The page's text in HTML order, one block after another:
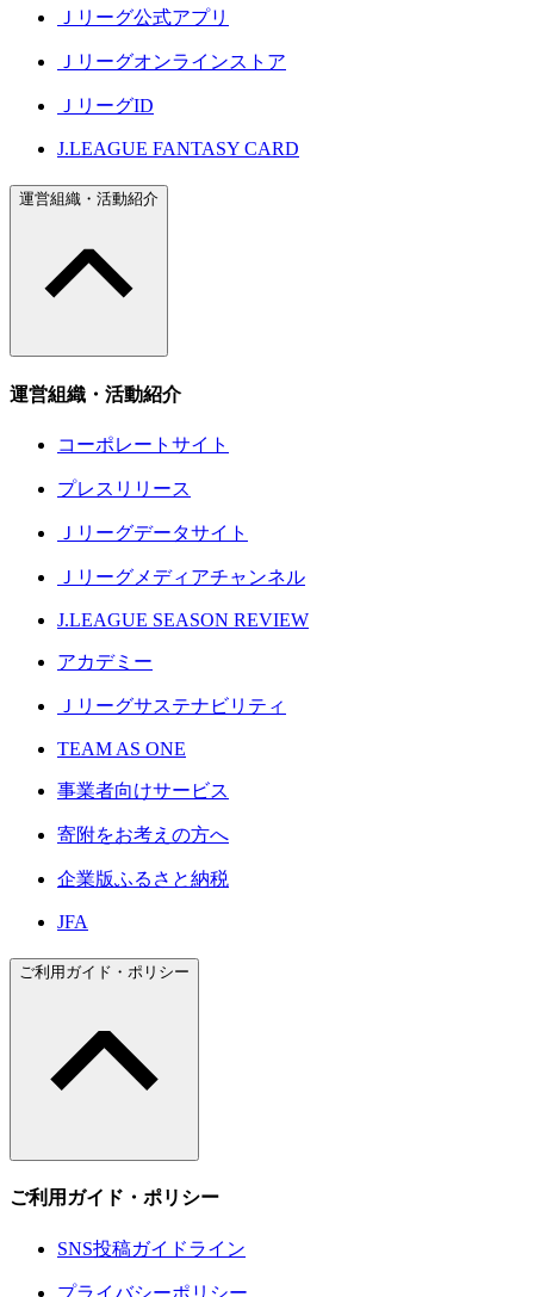
Ｊリーグ公式アプリ
Ｊリーグオンラインストア
ＪリーグID
J.LEAGUE FANTASY CARD
運営組織・活動紹介
運営組織・活動紹介
コーポレートサイト
プレスリリース
Ｊリーグデータサイト
Ｊリーグメディアチャンネル
J.LEAGUE SEASON REVIEW
アカデミー
Ｊリーグサステナビリティ
TEAM AS ONE
事業者向けサービス
寄附をお考えの方へ
企業版ふるさと納税
JFA
ご利用ガイド・ポリシー
ご利用ガイド・ポリシー
SNS投稿ガイドライン
プライバシーポリシー